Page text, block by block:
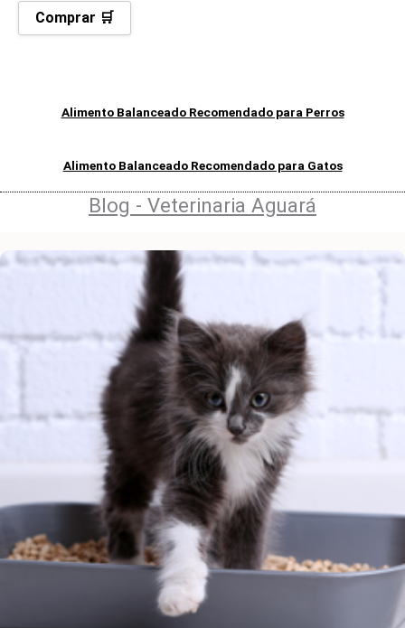
Comprar 🛒
Alimento Balanceado Recomendado para Perros
Alimento Balanceado Recomendado para Gatos
Blog - Veterinaria Aguará